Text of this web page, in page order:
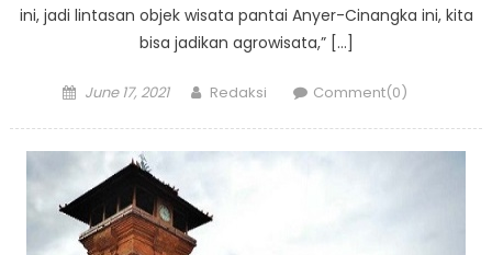
ini, jadi lintasan objek wisata pantai Anyer-Cinangka ini, kita
bisa jadikan agrowisata,” […]
Posted
June 17, 2021 Author
Redaksi Comment(0)